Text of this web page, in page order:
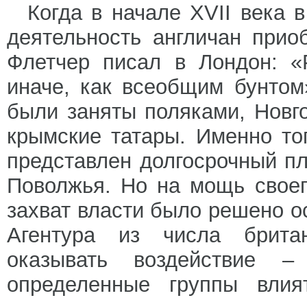
Когда в начале XVII века
деятельность англичан
Флетчер писал в Лондон:
иначе, как всеобщим
были заняты поляками,
крымские татары. Именно
представлен долгосрочный
Поволжья. Но на мощь
захват власти было решено
Агентура из числа
оказывать
определенные группы